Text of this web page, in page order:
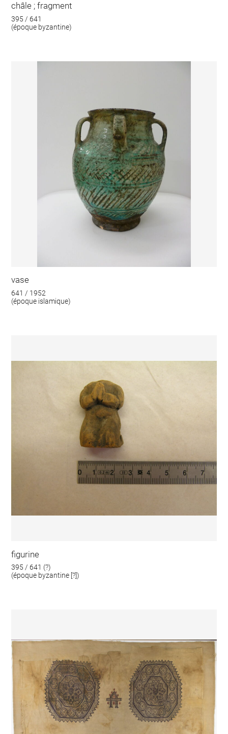
châle ; fragment
395 / 641
(époque byzantine)
vase
641 / 1952
(époque islamique)
figurine
395 / 641 (?)
(époque byzantine [?])